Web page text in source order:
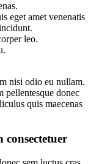
eget amet venenatis
leo.
nisi odio eu nullam.
pellentesque donec
quis maecenas